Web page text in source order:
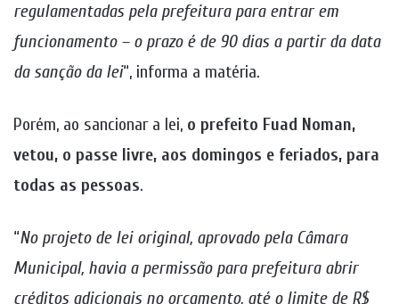
regulamentadas pela prefeitura para entrar em
funcionamento – o prazo é de 90 dias a partir da data
da sanção da lei“, informa a matéria.
Porém, ao sancionar a lei, o prefeito Fuad Noman,
vetou, o passe livre, aos domingos e feriados, para
todas as pessoas.
“No projeto de lei original, aprovado pela Câmara
Municipal, havia a permissão para prefeitura abrir
créditos adicionais no orçamento, até o limite de R$